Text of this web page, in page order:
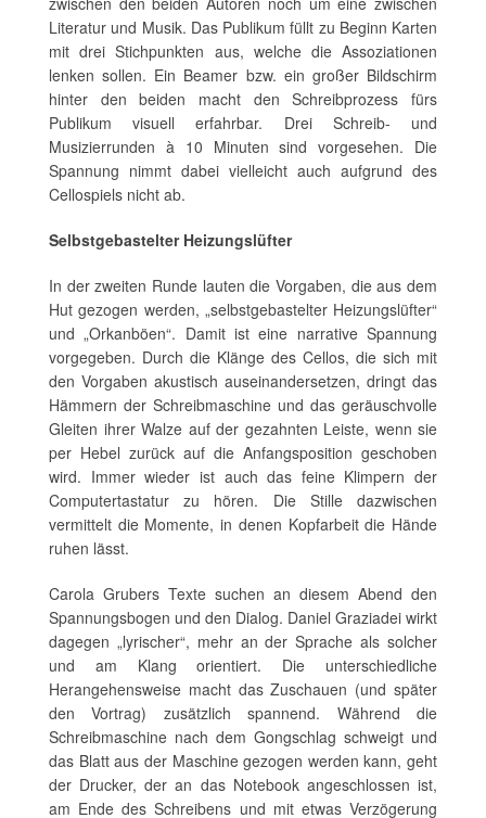
Literatur und Musik. Das Publikum füllt zu Beginn Karten
mit drei Stichpunkten aus, welche die Assoziationen
lenken sollen. Ein Beamer bzw. ein großer Bildschirm
hinter den beiden macht den Schreibprozess fürs
Publikum visuell erfahrbar. Drei Schreib- und
Musizierrunden à 10 Minuten sind vorgesehen. Die
Spannung nimmt dabei vielleicht auch aufgrund des
Cellospiels nicht ab.
Selbstgebastelter Heizungslüfter
In der zweiten Runde lauten die Vorgaben, die aus dem
Hut gezogen werden, „selbstgebastelter Heizungslüfter“
und „Orkanböen“. Damit ist eine narrative Spannung
vorgegeben. Durch die Klänge des Cellos, die sich mit
den Vorgaben akustisch auseinandersetzen, dringt das
Hämmern der Schreibmaschine und das geräuschvolle
Gleiten ihrer Walze auf der gezahnten Leiste, wenn sie
per Hebel zurück auf die Anfangsposition geschoben
wird. Immer wieder ist auch das feine Klimpern der
Computertastatur zu hören. Die Stille dazwischen
vermittelt die Momente, in denen Kopfarbeit die Hände
ruhen lässt.
Carola Grubers Texte suchen an diesem Abend den
Spannungsbogen und den Dialog. Daniel Graziadei wirkt
dagegen „lyrischer“, mehr an der Sprache als solcher
und am Klang orientiert. Die unterschiedliche
Herangehensweise macht das Zuschauen (und später
den Vortrag) zusätzlich spannend. Während die
Schreibmaschine nach dem Gongschlag schweigt und
das Blatt aus der Maschine gezogen werden kann, geht
der Drucker, der an das Notebook angeschlossen ist,
am Ende des Schreibens und mit etwas Verzögerung